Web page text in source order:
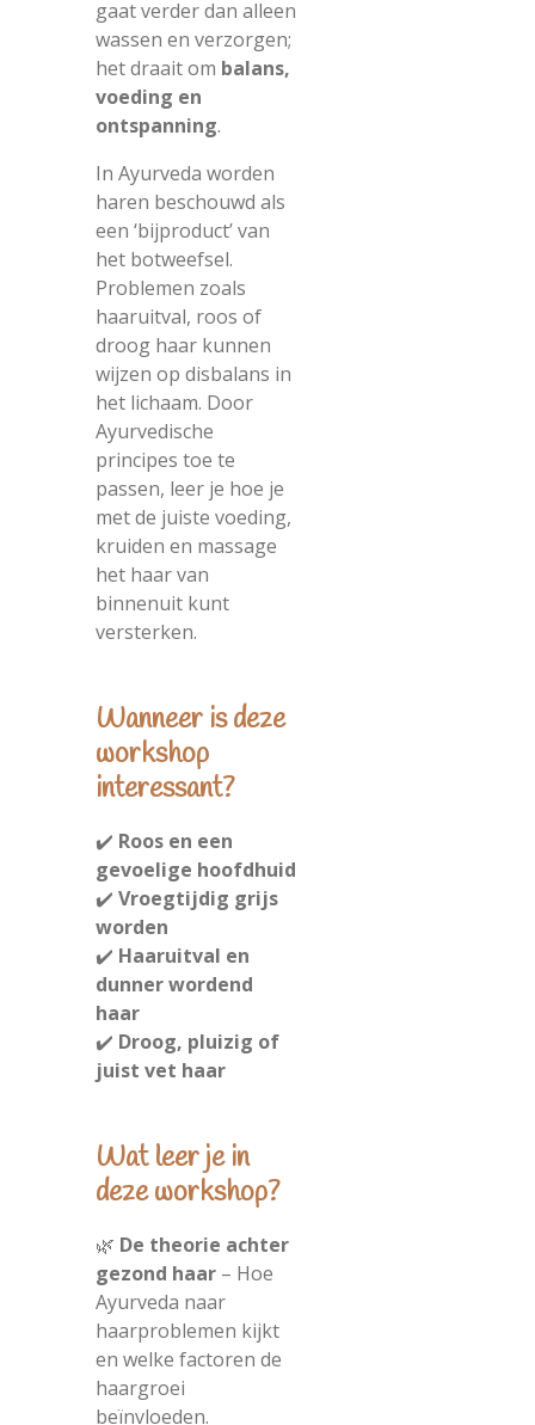
gaat verder dan alleen
wassen en verzorgen;
het draait om balans,
voeding en
ontspanning.
In Ayurveda worden
haren beschouwd als
een ‘bijproduct’ van
het botweefsel.
Problemen zoals
haaruitval, roos of
droog haar kunnen
wijzen op disbalans in
het lichaam. Door
Ayurvedische
principes toe te
passen, leer je hoe je
met de juiste voeding,
kruiden en massage
het haar van
binnenuit kunt
versterken.
Wanneer is deze
workshop
interessant?
✔️ Roos en een
gevoelige hoofdhuid
✔️ Vroegtijdig grijs
worden
✔️ Haaruitval en
dunner wordend
haar
✔️ Droog, pluizig of
juist vet haar
Wat leer je in
deze workshop?
🌿 De theorie achter
gezond haar – Hoe
Ayurveda naar
haarproblemen kijkt
en welke factoren de
haargroei
beïnvloeden.